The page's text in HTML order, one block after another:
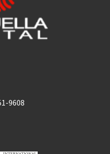
9608